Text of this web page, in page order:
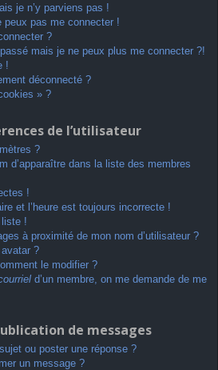
je n’y parviens pas !
pas me connecter !
?
mais je ne peux plus me connecter ?!
!
déconnecté ?
» ?
de l’utilisateur
?
d’apparaître dans la liste des membres
!
et l’heure est toujours incorrecte !
liste !
à proximité de mon nom d’utilisateur ?
?
le modifier ?
d’un membre, on me demande de me
de messages
ou poster une réponse ?
un message ?